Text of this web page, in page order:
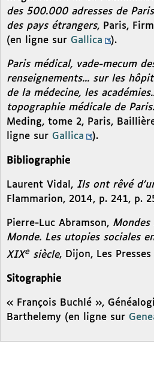
des 500.000 adresses de
des pays étrangers, Paris,
(en ligne sur Gallica ).
Paris médical, vade-mecum
renseignements... sur les
de la médecine, les
topographie médicale de
Meding, tome 2, Paris,
ligne sur Gallica ).
Bibliographie
Laurent Vidal, Ils ont rêvé
Flammarion, 2014, p. 241, p.
Pierre-Luc Abramson, Mondes
Monde. Les utopies sociales
XIXe siècle, Dijon, Les
Sitographie
« François Buchlé »,
Barthelemy (en ligne sur